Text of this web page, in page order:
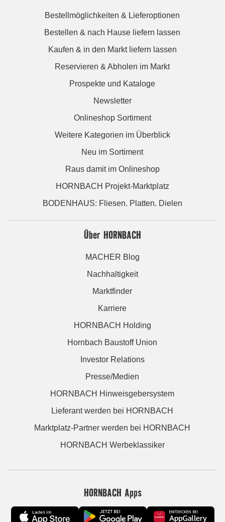
Bestellmöglichkeiten & Lieferoptionen
Bestellen & nach Hause liefern lassen
Kaufen & in den Markt liefern lassen
Reservieren & Abholen im Markt
Prospekte und Kataloge
Newsletter
Onlineshop Sortiment
Weitere Kategorien im Überblick
Neu im Sortiment
Raus damit im Onlineshop
HORNBACH Projekt-Marktplatz
BODENHAUS: Fliesen. Platten. Dielen
Über HORNBACH
MACHER Blog
Nachhaltigkeit
Marktfinder
Karriere
HORNBACH Holding
Hornbach Baustoff Union
Investor Relations
Presse/Medien
HORNBACH Hinweisgebersystem
Lieferant werden bei HORNBACH
Marktplatz-Partner werden bei HORNBACH
HORNBACH Werbeklassiker
HORNBACH Apps